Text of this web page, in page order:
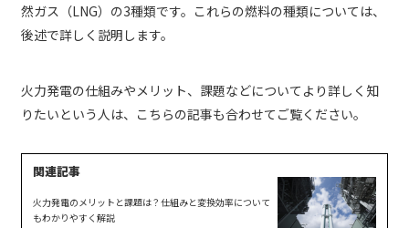
然ガス（LNG）の3種類です。これらの燃料の種類については、
後述で詳しく説明します。
火力発電の仕組みやメリット、課題などについてより詳しく知
りたいという人は、こちらの記事も合わせてご覧ください。
火力発電のメリットと課題は？仕組みと変換効率について
もわかりやすく解説